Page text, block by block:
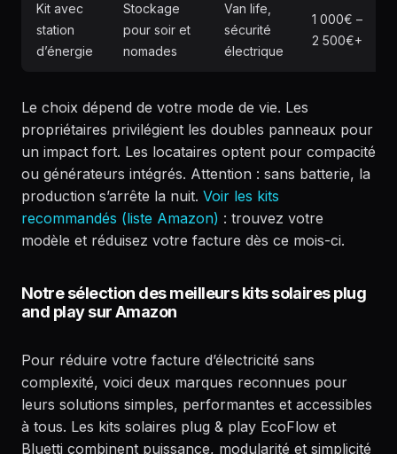
Kit avec
station
d’énergie
Stockage
pour soir et
nomades
Van life,
sécurité
électrique
1 000€ –
2 500€+
Le choix dépend de votre mode de vie. Les
propriétaires privilégient les doubles panneaux pour
un impact fort. Les locataires optent pour compacité
ou générateurs intégrés. Attention : sans batterie, la
production s’arrête la nuit. Voir les kits
recommandés (liste Amazon) : trouvez votre
modèle et réduisez votre facture dès ce mois-ci.
Notre sélection des meilleurs kits solaires plug
and play sur Amazon
Pour réduire votre facture d’électricité sans
complexité, voici deux marques reconnues pour
leurs solutions simples, performantes et accessibles
à tous. Les kits solaires plug & play EcoFlow et
Bluetti combinent puissance, modularité et simplicité